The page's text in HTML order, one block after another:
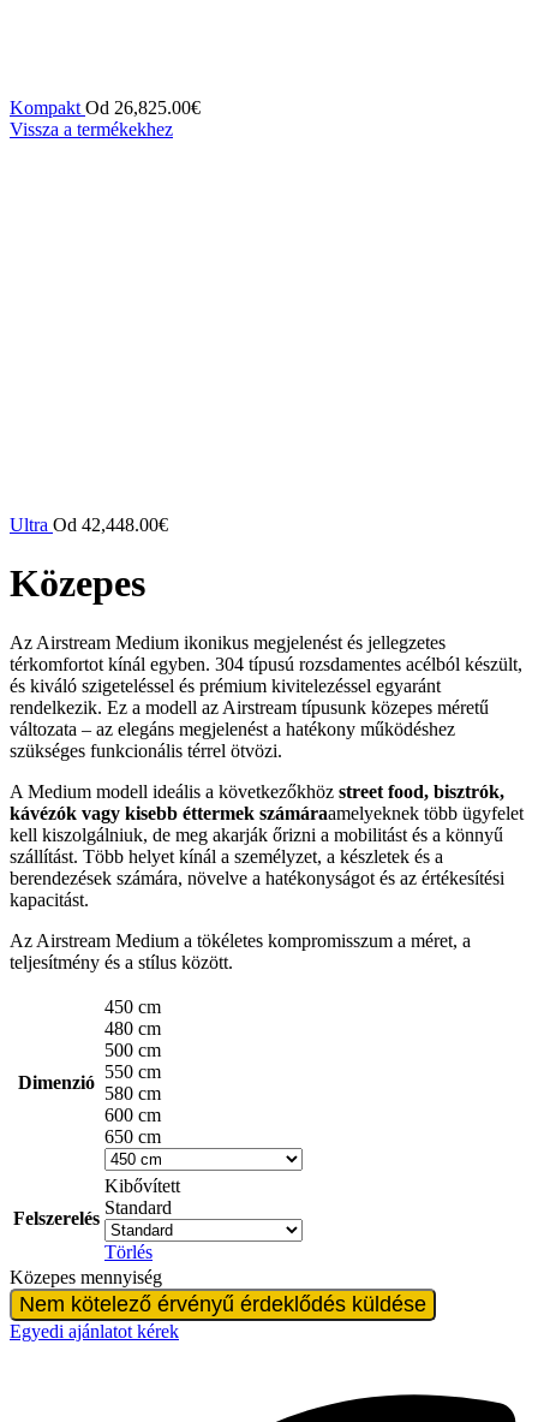
Kompakt Od 26,825.00€
Vissza a termékekhez
Ultra Od 42,448.00€
Közepes
Az Airstream Medium ikonikus megjelenést és jellegzetes
térkomfortot kínál egyben. 304 típusú rozsdamentes acélból készült,
és kiváló szigeteléssel és prémium kivitelezéssel egyaránt
rendelkezik. Ez a modell az Airstream típusunk közepes méretű
változata – az elegáns megjelenést a hatékony működéshez
szükséges funkcionális térrel ötvözi.
A Medium modell ideális a következőkhöz street food, bisztrók,
kávézók vagy kisebb éttermek számáraamelyeknek több ügyfelet
kell kiszolgálniuk, de meg akarják őrizni a mobilitást és a könnyű
szállítást. Több helyet kínál a személyzet, a készletek és a
berendezések számára, növelve a hatékonyságot és az értékesítési
kapacitást.
Az Airstream Medium a tökéletes kompromisszum a méret, a
teljesítmény és a stílus között.
Dimenzió
450 cm
480 cm
500 cm
550 cm
580 cm
600 cm
650 cm
Felszerelés
Kibővített
Standard
Törlés
Közepes mennyiség
Nem kötelező érvényű érdeklődés küldése
Egyedi ajánlatot kérek